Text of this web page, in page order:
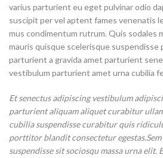
varius parturient eu eget pulvinar odio
suscipit per vel aptent fames venenatis
mus condimentum rutrum. Quis sodales
mauris quisque scelerisque
parturient a gravida amet parturient
vestibulum parturient amet urna cubilia
Et senectus adipiscing vestibulum
parturient aliquam aliquet curabitur
cubilia suspendisse curabitur quis
porttitor blandit consectetur
suspendisse sit sociosqu massa urna elit.